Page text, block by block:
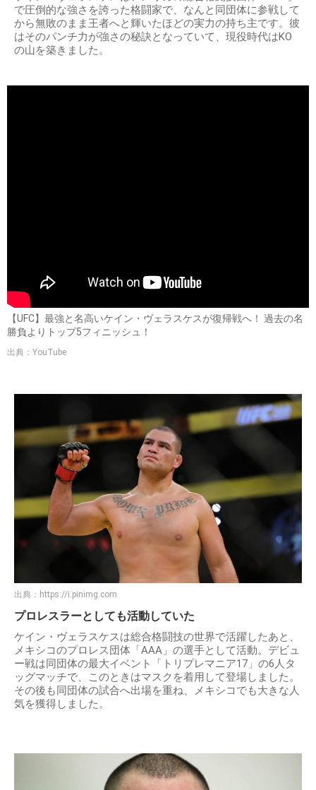
で圧倒的な強さを誇った格闘家で、なんと同団体に参戦して
から無敗のまま王者へと輝いたほどの実力の持ち主です。彼
はそのパンチ力が強さの秘訣となっていて、現役時代はKO
の山を築きました。
【UFC】最強と名高いケイン・ヴェラスケスが復帰戦へ！ 過去の名
勝負よりトップ5フィニッシュ！
出典：YouTube
出典： https://i.pinimg.com
プロレスラーとしても活動していた
ケイン・ヴェラスケスは総合格闘技の世界で活躍したあと、
メキシコのプロレス団体「AAA」の選手として活動。デビュ
ー戦は同団体の最大イベント「トリプレマニア17」の6人タ
ッグマッチで、このときはマスクを着用して登場しました。
その後も同団体の試合へ出場を重ね、メキシコでも大きな人
気を獲得しました。